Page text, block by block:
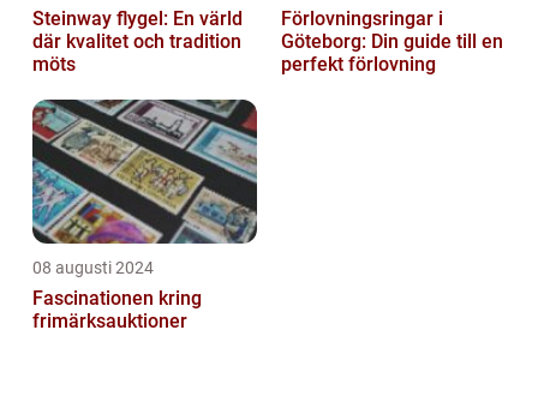
Steinway flygel: En värld
där kvalitet och tradition
möts
Förlovningsringar i
Göteborg: Din guide till en
perfekt förlovning
08 augusti 2024
Fascinationen kring
frimärksauktioner